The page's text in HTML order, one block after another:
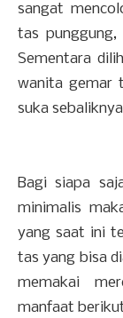
sangat
tas
Sementara
wanita gemar
suka
Bagi siapa
minimalis
yang saat ini
tas yang bisa
memakai
manfaat